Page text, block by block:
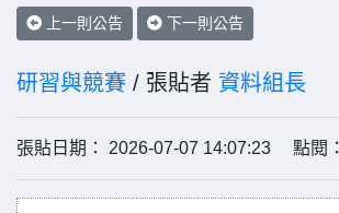
上一則公告 下一則公告
研習與競賽 / 張貼者 資料組長
張貼日期： 2026-07-07 14:07:23 點閱：